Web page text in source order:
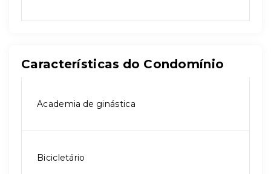
Características do Condomínio
Academia de ginástica
Bicicletário